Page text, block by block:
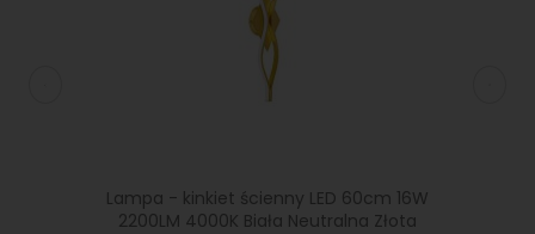
Lampa - kinkiet ścienny LED 60cm 16W
2200LM 4000K Biała Neutralna Złota